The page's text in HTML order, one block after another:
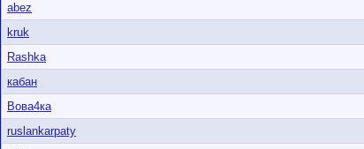
abez
kruk
Rashka
кабан
Вова4ка
ruslankarpaty